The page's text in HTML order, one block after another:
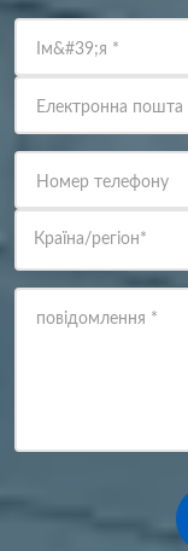
Ім&#39;я *
Електронна пошта
Номер телефону
Країна/регіон*
повідомлення *